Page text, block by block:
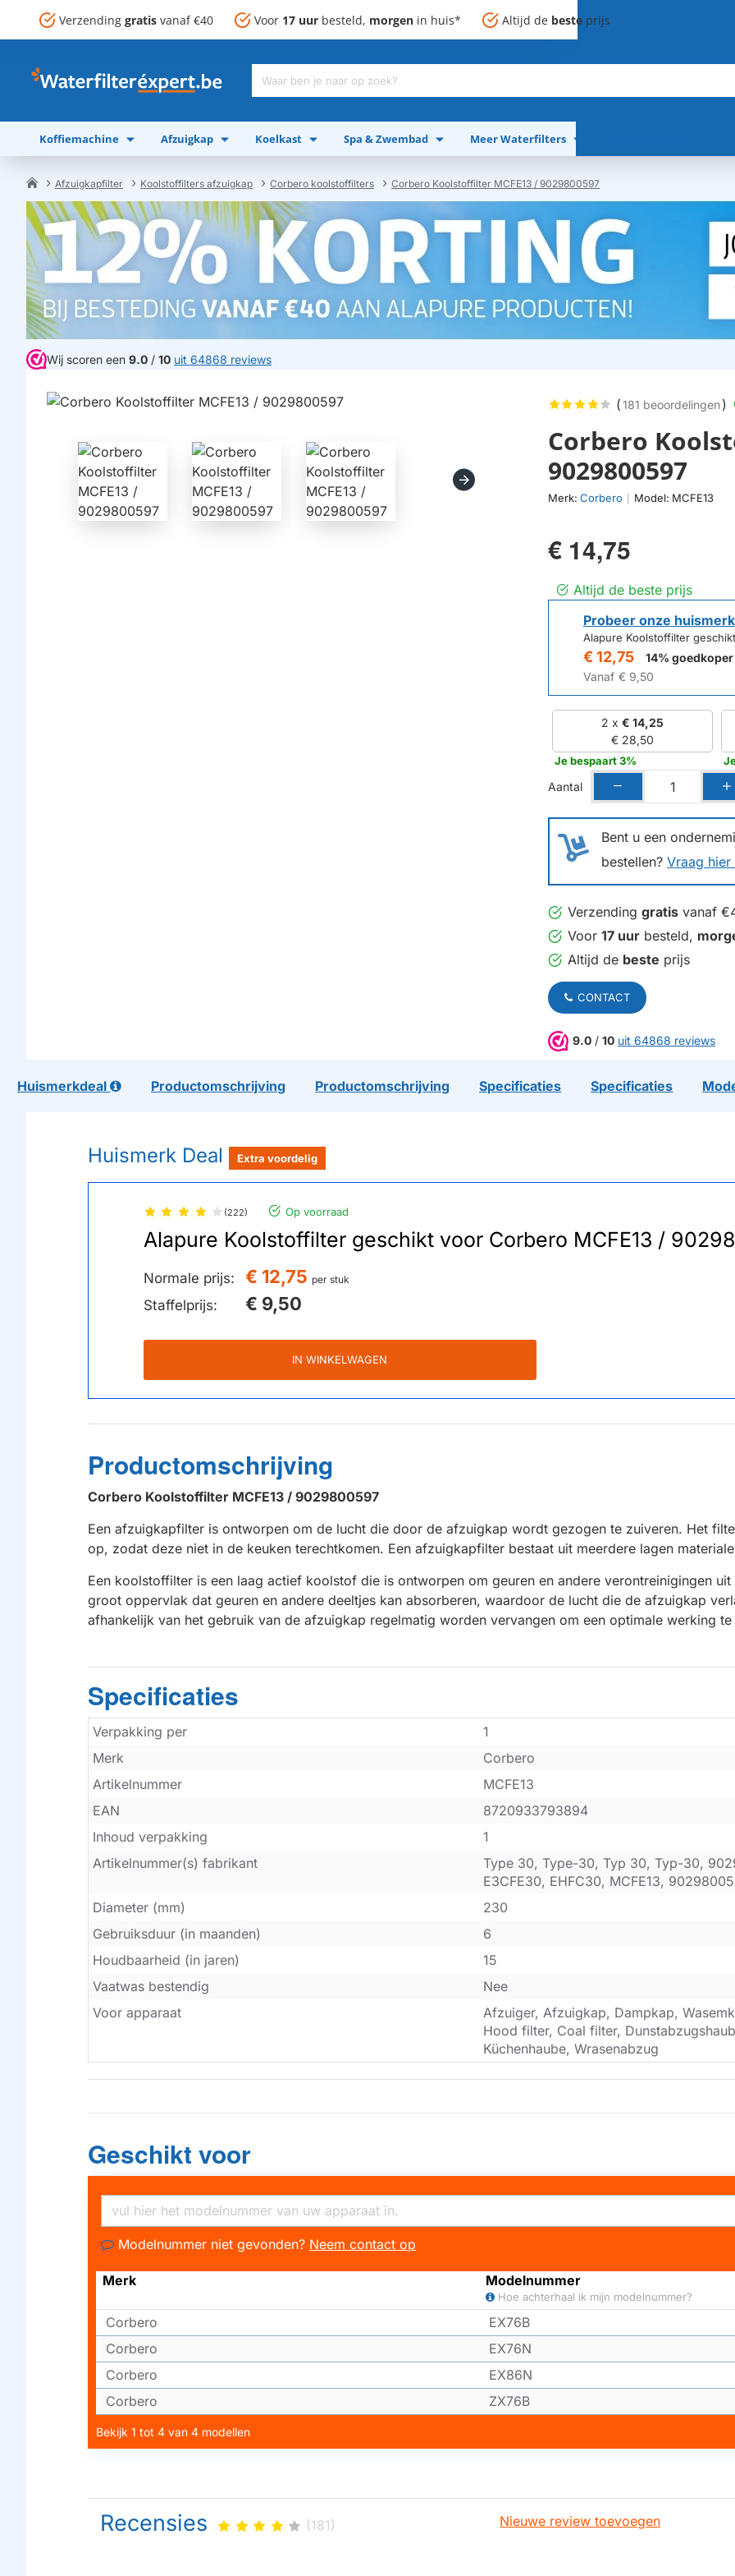
Verzending gratis vanaf €40 Voor 17 uur besteld, morgen in huis* Altijd de beste prijs
Waar
je
naar
op
Koffiemachine Afzuigkap Koelkast Spa & Zwembad Meer Waterfilters
Afzuigkapfilter Koolstoffilters afzuigkap Corbero koolstoffilters Corbero Koolstoffilter MCFE13 / 9029800597
Wij scoren een 9.0 / 10 uit 64868 reviews
Corbero
9029800597
Merk: Corbero Model: MCFE13
(181 beoordelingen)
€ 14,75
Altijd de beste prijs
Probeer onze
Alapure Koolstoffilter
€ 12,75
14% goedkoper
Vanaf € 9,50
2 x € 14,25
€ 28,50
Je bespaart 3%
Bent u een
bestellen? Vraag
Aantal
Verzending gratis vanaf
Voor 17 uur besteld,
Altijd de beste prijs
CONTACT
9.0 / 10 uit 64868 reviews
Huismerkdeal Productomschrijving Productomschrijving Specificaties Specificaties
Huismerk Deal Extra voordelig
(222) Op voorraad
Alapure Koolstoffilter geschikt voor Corbero MCFE13 /
Normale prijs: € 12,75 per stuk
Staffelprijs: € 9,50
IN WINKELWAGEN
Productomschrijving
Corbero Koolstoffilter MCFE13 / 9029800597
Een afzuigkapfilter is ontworpen om de lucht die door de afzuigkap wordt gezogen te zuiveren. Het
op, zodat deze niet in de keuken terechtkomen. Een afzuigkapfilter bestaat uit meerdere lagen
Een koolstoffilter is een laag actief koolstof die is ontworpen om geuren en andere verontreinigingen
groot oppervlak dat geuren en andere deeltjes kan absorberen, waardoor de lucht die de afzuigkap
afhankelijk van het gebruik van de afzuigkap regelmatig worden vervangen om een optimale werking te
Specificaties
Verpakking per
1
Merk
Corbero
Artikelnummer
MCFE13
EAN
8720933793894
Inhoud verpakking
1
Artikelnummer(s) fabrikant
Type 30, Type-30, Typ 30, Typ-30,
E3CFE30, EHFC30, MCFE13,
Diameter (mm)
230
Gebruiksduur (in maanden)
6
Houdbaarheid (in jaren)
15
Vaatwas bestendig
Nee
Voor apparaat
Afzuiger, Afzuigkap, Dampkap,
Hood filter, Coal filter,
Küchenhaube, Wrasenabzug
Geschikt voor
Modelnummer niet gevonden? Neem contact op
Merk Modelnummer
Hoe achterhaal ik mijn modelnummer?
Corbero
EX76B
Corbero
EX76N
Corbero
EX86N
Corbero
ZX76B
Bekijk 1 tot 4 van 4 modellen
Recensies (181)
Nieuwe review toevoegen